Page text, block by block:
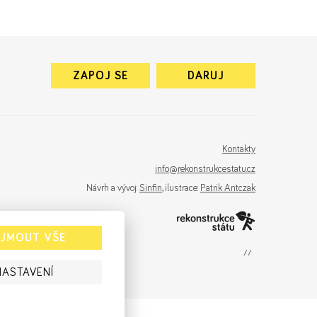
ZAPOJ SE DARUJ
Kontakty
info@rekonstrukcestatu.cz
Návrh a vývoj: Sinfin, ilustrace: Patrik Antczak
VŠE